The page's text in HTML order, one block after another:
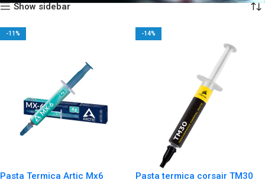
Show sidebar
-11%
Pasta Termica Artic Mx6
-14%
Pasta termica corsair TM30